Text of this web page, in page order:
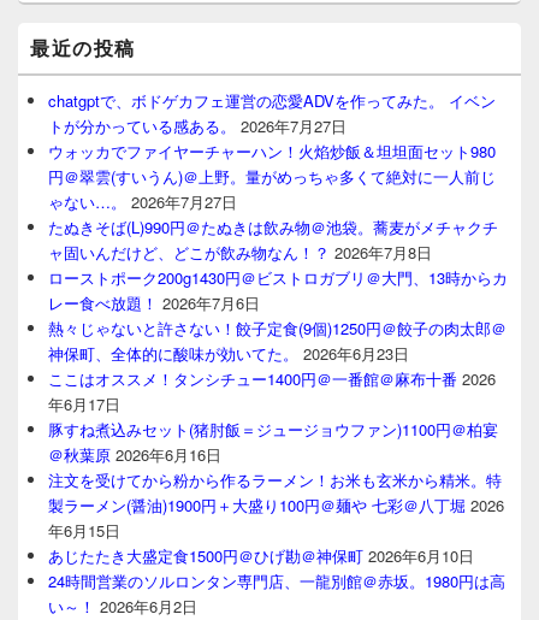
最近の投稿
chatgptで、ボドゲカフェ運営の恋愛ADVを作ってみた。 イベン
トが分かっている感ある。
2026年7月27日
ウォッカでファイヤーチャーハン！火焰炒飯＆坦坦面セット980
円＠翠雲(すいうん)＠上野。量がめっちゃ多くて絶対に一人前じ
ゃない…。
2026年7月27日
たぬきそば(L)990円＠たぬきは飲み物＠池袋。蕎麦がメチャクチ
ャ固いんだけど、どこが飲み物なん！？ 2026年7月8日
ローストポーク200g1430円＠ビストロガブリ＠大門、13時からカ
レー食べ放題！ 2026年7月6日
熱々じゃないと許さない！餃子定食(9個)1250円＠餃子の肉太郎＠
神保町、全体的に酸味が効いてた。
2026年6月23日
ここはオススメ！タンシチュー1400円＠一番館＠麻布十番 2026
年6月17日
豚すね煮込みセット(猪肘飯＝ジュージョウファン)1100円＠柏宴
＠秋葉原 2026年6月16日
注文を受けてから粉から作るラーメン！お米も玄米から精米。特
製ラーメン(醤油)1900円＋大盛り100円＠麺や 七彩＠八丁堀 2026
年6月15日
あじたたき大盛定食1500円＠ひげ勘＠神保町 2026年6月10日
24時間営業のソルロンタン専門店、一龍別館＠赤坂。1980円は高
い～！ 2026年6月2日